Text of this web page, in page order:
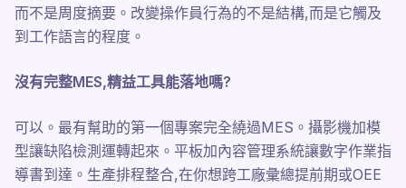
而不是周度摘要。改變操作員行為的不是結構,而是它觸及
到工作語言的程度。
沒有完整MES,精益工具能落地嗎?
可以。最有幫助的第一個專案完全繞過MES。攝影機加模
型讓缺陷檢測運轉起來。平板加內容管理系統讓數字作業指
導書到達。生產排程整合,在你想跨工廠彙總提前期或OEE